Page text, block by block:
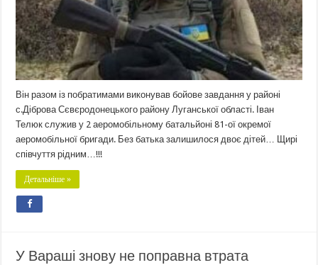
Він разом із побратимами виконував бойове завдання у районі
с.Діброва Сєвєродонецького району Луганської області. Іван
Телюк служив у 2 аеромобільному батальйоні 81-ої окремої
аеромобільної бригади. Без батька залишилося двоє дітей… Щирі
співчуття рідним…!!!
Детальніше »
У Вараші знову не поправна втрата